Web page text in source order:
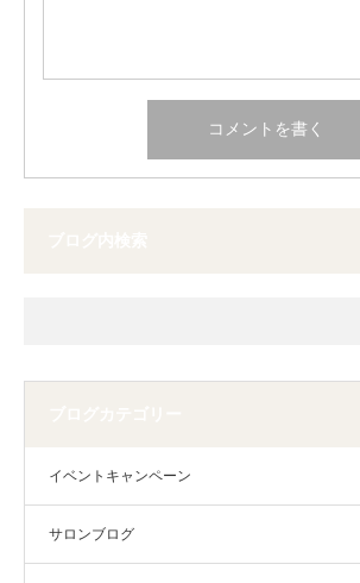
イベントキャンペーン
サロンブログ